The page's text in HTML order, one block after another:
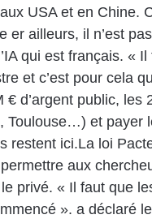
USA et en Chine.
er ailleurs, il n’est
qui est français. «
et c’est pour cela
€ d’argent public, les
Toulouse…) et payer
restent ici.La loi
aux
privé. « Il faut que
». a déclaré